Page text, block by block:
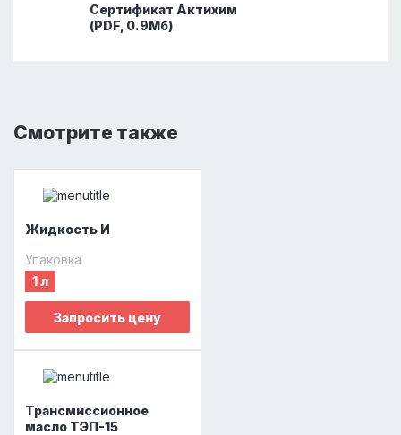
Сертификат Актихим
(PDF, 0.9Мб)
Смотрите также
Жидкость И
Упаковка
1 л
Запросить цену
Трансмиссионное
масло ТЭП-15